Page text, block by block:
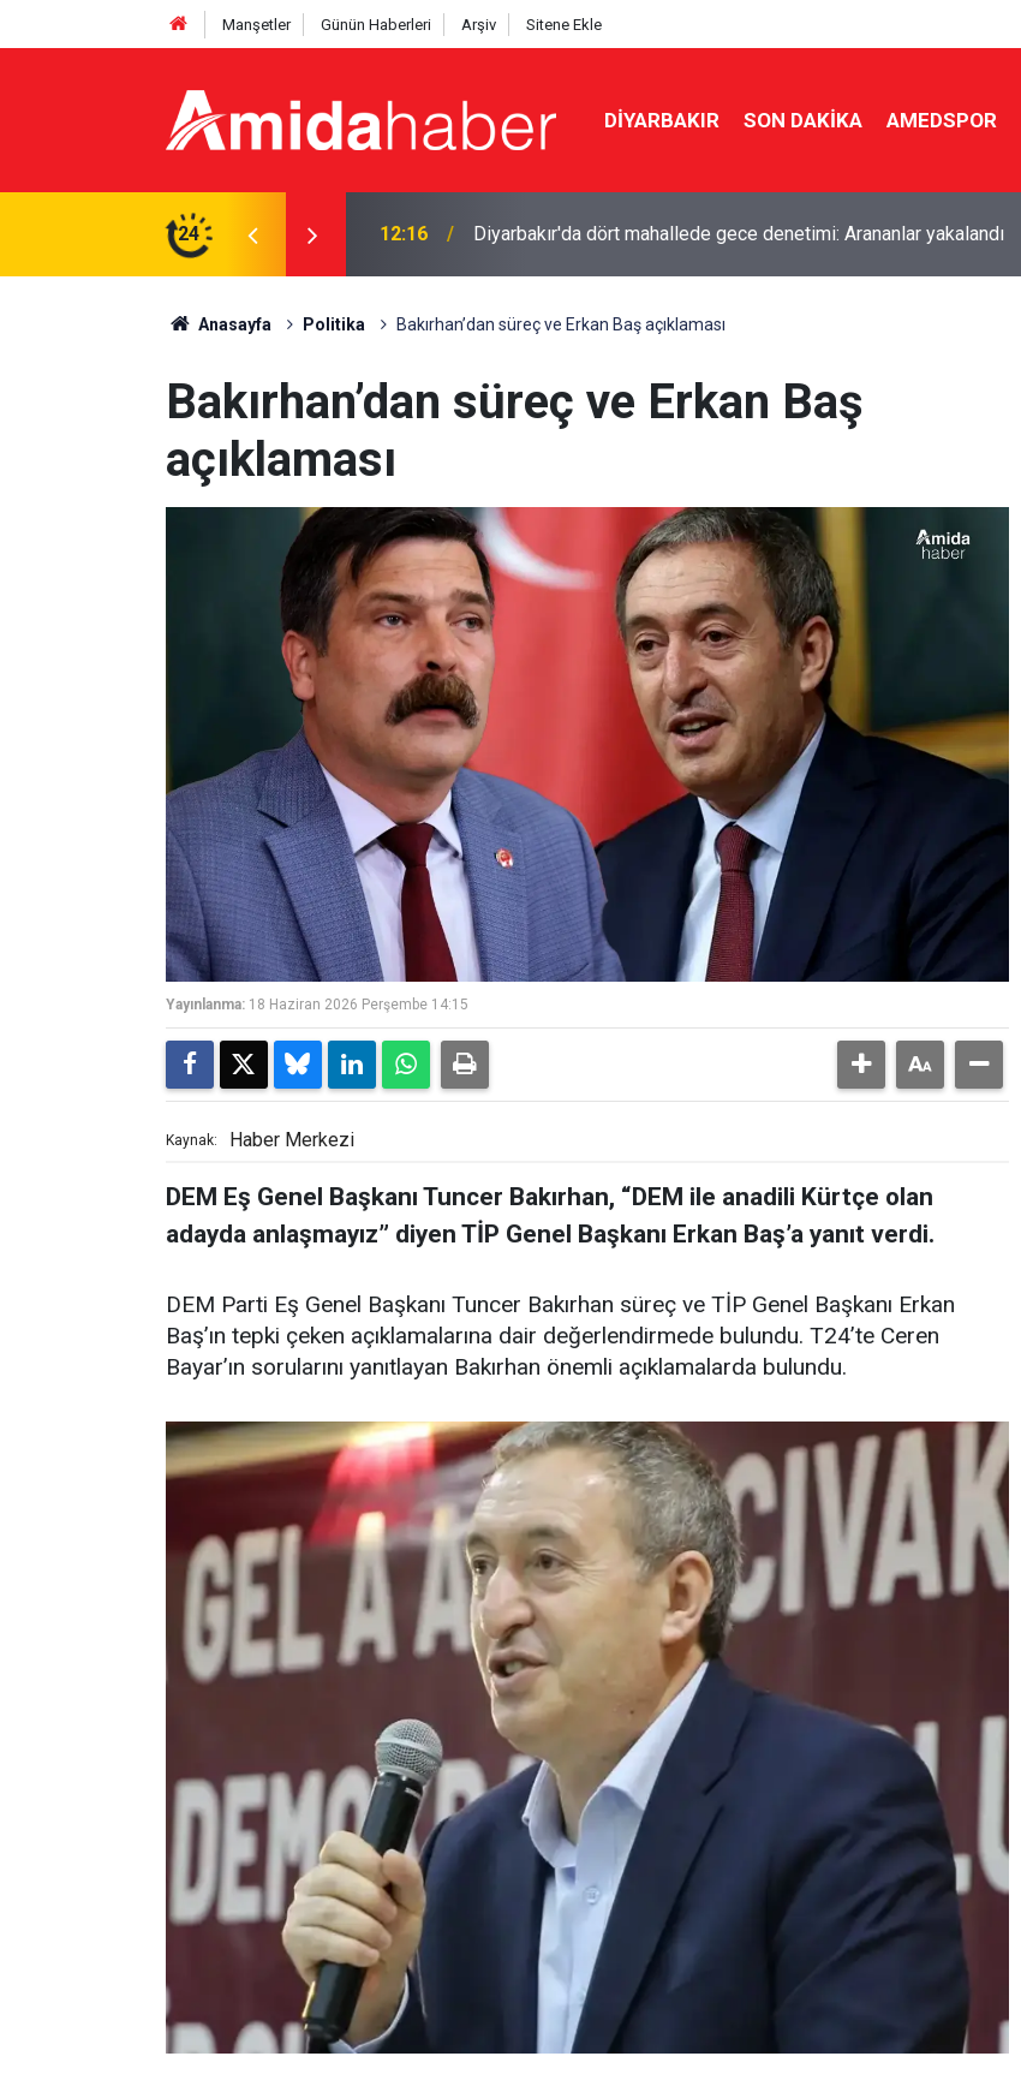
Manşetler Günün Haberleri Arşiv Sitene Ekle
DIYARBAKIR SON DAKIKA AMEDSPOR
24
denetimi: Arananlar yakalandı 11:53 Uzmanından Diyarbakır için sıcak hava uyarısı: Kalp krizine dikkat
Anasayfa Politika Bakırhan’dan süreç ve Erkan Baş açıklaması
Bakırhan’dan süreç ve Erkan Baş
açıklaması
Yayınlanma: 18 Haziran 2026 Perşembe 14:15
Kaynak: Haber Merkezi
DEM Eş Genel Başkanı Tuncer Bakırhan, “DEM ile anadili Kürtçe olan
adayda anlaşmayız” diyen TİP Genel Başkanı Erkan Baş’a yanıt verdi.
DEM Parti Eş Genel Başkanı Tuncer Bakırhan süreç ve TİP Genel Başkanı Erkan
Baş’ın tepki çeken açıklamalarına dair değerlendirmede bulundu. T24’te Ceren
Bayar’ın sorularını yanıtlayan Bakırhan önemli açıklamalarda bulundu.